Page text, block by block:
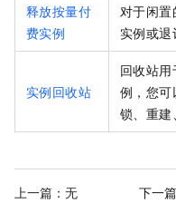
释放按量付
费实例
对于闲
实例或
实例回收站
回收站
例，您可
锁、重建
上一篇：无 下一篇